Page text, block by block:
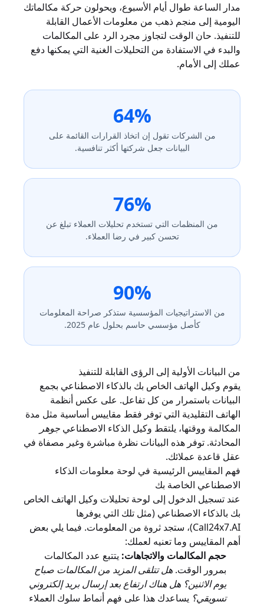
مدار الساعة طوال أيام الأسبوع، ويحولون حركة مكالماتك
اليومية إلى منجم ذهب من معلومات الأعمال القابلة
للتنفيذ. حان الوقت لتجاوز مجرد الرد على المكالمات
والبدء في الاستفادة من التحليلات الغنية التي يمكنها دفع
عملك إلى الأمام.
64%
من الشركات تقول إن اتخاذ القرارات القائمة على
البيانات جعل شركتها أكثر تنافسية.
76%
من المنظمات التي تستخدم تحليلات العملاء تبلغ عن
تحسن كبير في رضا العملاء.
90%
من الاستراتيجيات المؤسسية ستذكر صراحة المعلومات
كأصل مؤسسي حاسم بحلول عام 2025.
من البيانات الأولية إلى الرؤى القابلة للتنفيذ
يقوم وكيل الهاتف الخاص بك بالذكاء الاصطناعي بجمع
البيانات باستمرار من كل تفاعل. على عكس أنظمة
الهاتف التقليدية التي توفر فقط مقاييس أساسية مثل مدة
المكالمة ووقتها، يلتقط وكيل الذكاء الاصطناعي جوهر
المحادثة. توفر هذه البيانات نظرة مباشرة وغير مصفاة في
عقل قاعدة عملائك.
فهم المقاييس الرئيسية في لوحة معلومات الذكاء
الاصطناعي الخاصة بك
عند تسجيل الدخول إلى لوحة تحليلات وكيل الهاتف الخاص
بك بالذكاء الاصطناعي (مثل تلك التي يوفرها
Call24x7.AI)، ستجد ثروة من المعلومات. فيما يلي بعض
أهم المقاييس وما تعنيه لعملك:
حجم المكالمات والاتجاهات: يتتبع عدد المكالمات
بمرور الوقت. هل تتلقى المزيد من المكالمات صباح
يوم الاثنين؟ هل هناك ارتفاع بعد إرسال بريد إلكتروني
تسويقي؟ يساعدك هذا على فهم أنماط سلوك العملاء